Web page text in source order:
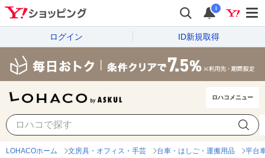
i
ログイン ID新規取得
ロハコメニュー
アルミ製平台車
LOHACOホーム 文房具・オフィス・手芸 台車・はしご・運搬用品 平台